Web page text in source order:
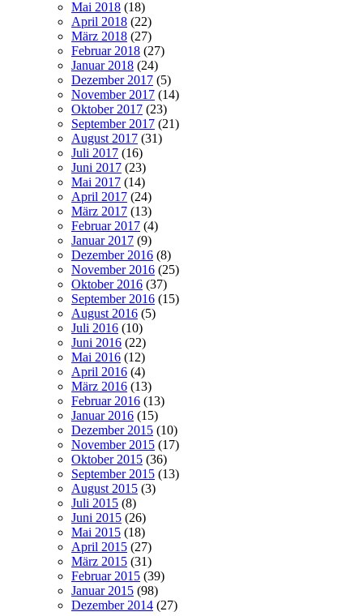
Mai 2018 (18)
April 2018 (22)
März 2018 (27)
Februar 2018 (27)
Januar 2018 (24)
Dezember 2017 (5)
November 2017 (14)
Oktober 2017 (23)
September 2017 (21)
August 2017 (31)
Juli 2017 (16)
Juni 2017 (23)
Mai 2017 (14)
April 2017 (24)
März 2017 (13)
Februar 2017 (4)
Januar 2017 (9)
Dezember 2016 (8)
November 2016 (25)
Oktober 2016 (37)
September 2016 (15)
August 2016 (5)
Juli 2016 (10)
Juni 2016 (22)
Mai 2016 (12)
April 2016 (4)
März 2016 (13)
Februar 2016 (13)
Januar 2016 (15)
Dezember 2015 (10)
November 2015 (17)
Oktober 2015 (36)
September 2015 (13)
August 2015 (3)
Juli 2015 (8)
Juni 2015 (26)
Mai 2015 (18)
April 2015 (27)
März 2015 (31)
Februar 2015 (39)
Januar 2015 (98)
Dezember 2014 (27)